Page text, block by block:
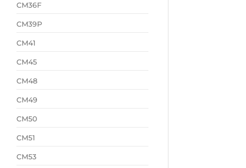
CM36F
CM39P
CM41
CM45
CM48
CM49
CM50
CM51
CM53